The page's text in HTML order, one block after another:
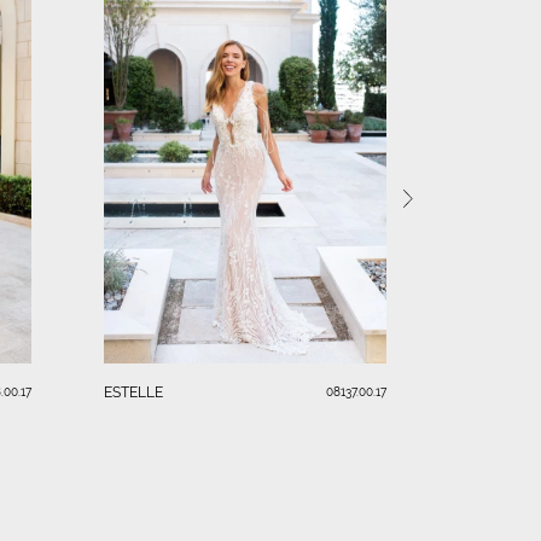
ESTELLE 08137.00.17